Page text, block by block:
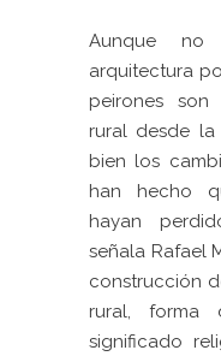
Aunque
arquitectura
peirones son
rural desde la
bien los
han hecho
hayan
señala Rafael
construcción
rural,
significado